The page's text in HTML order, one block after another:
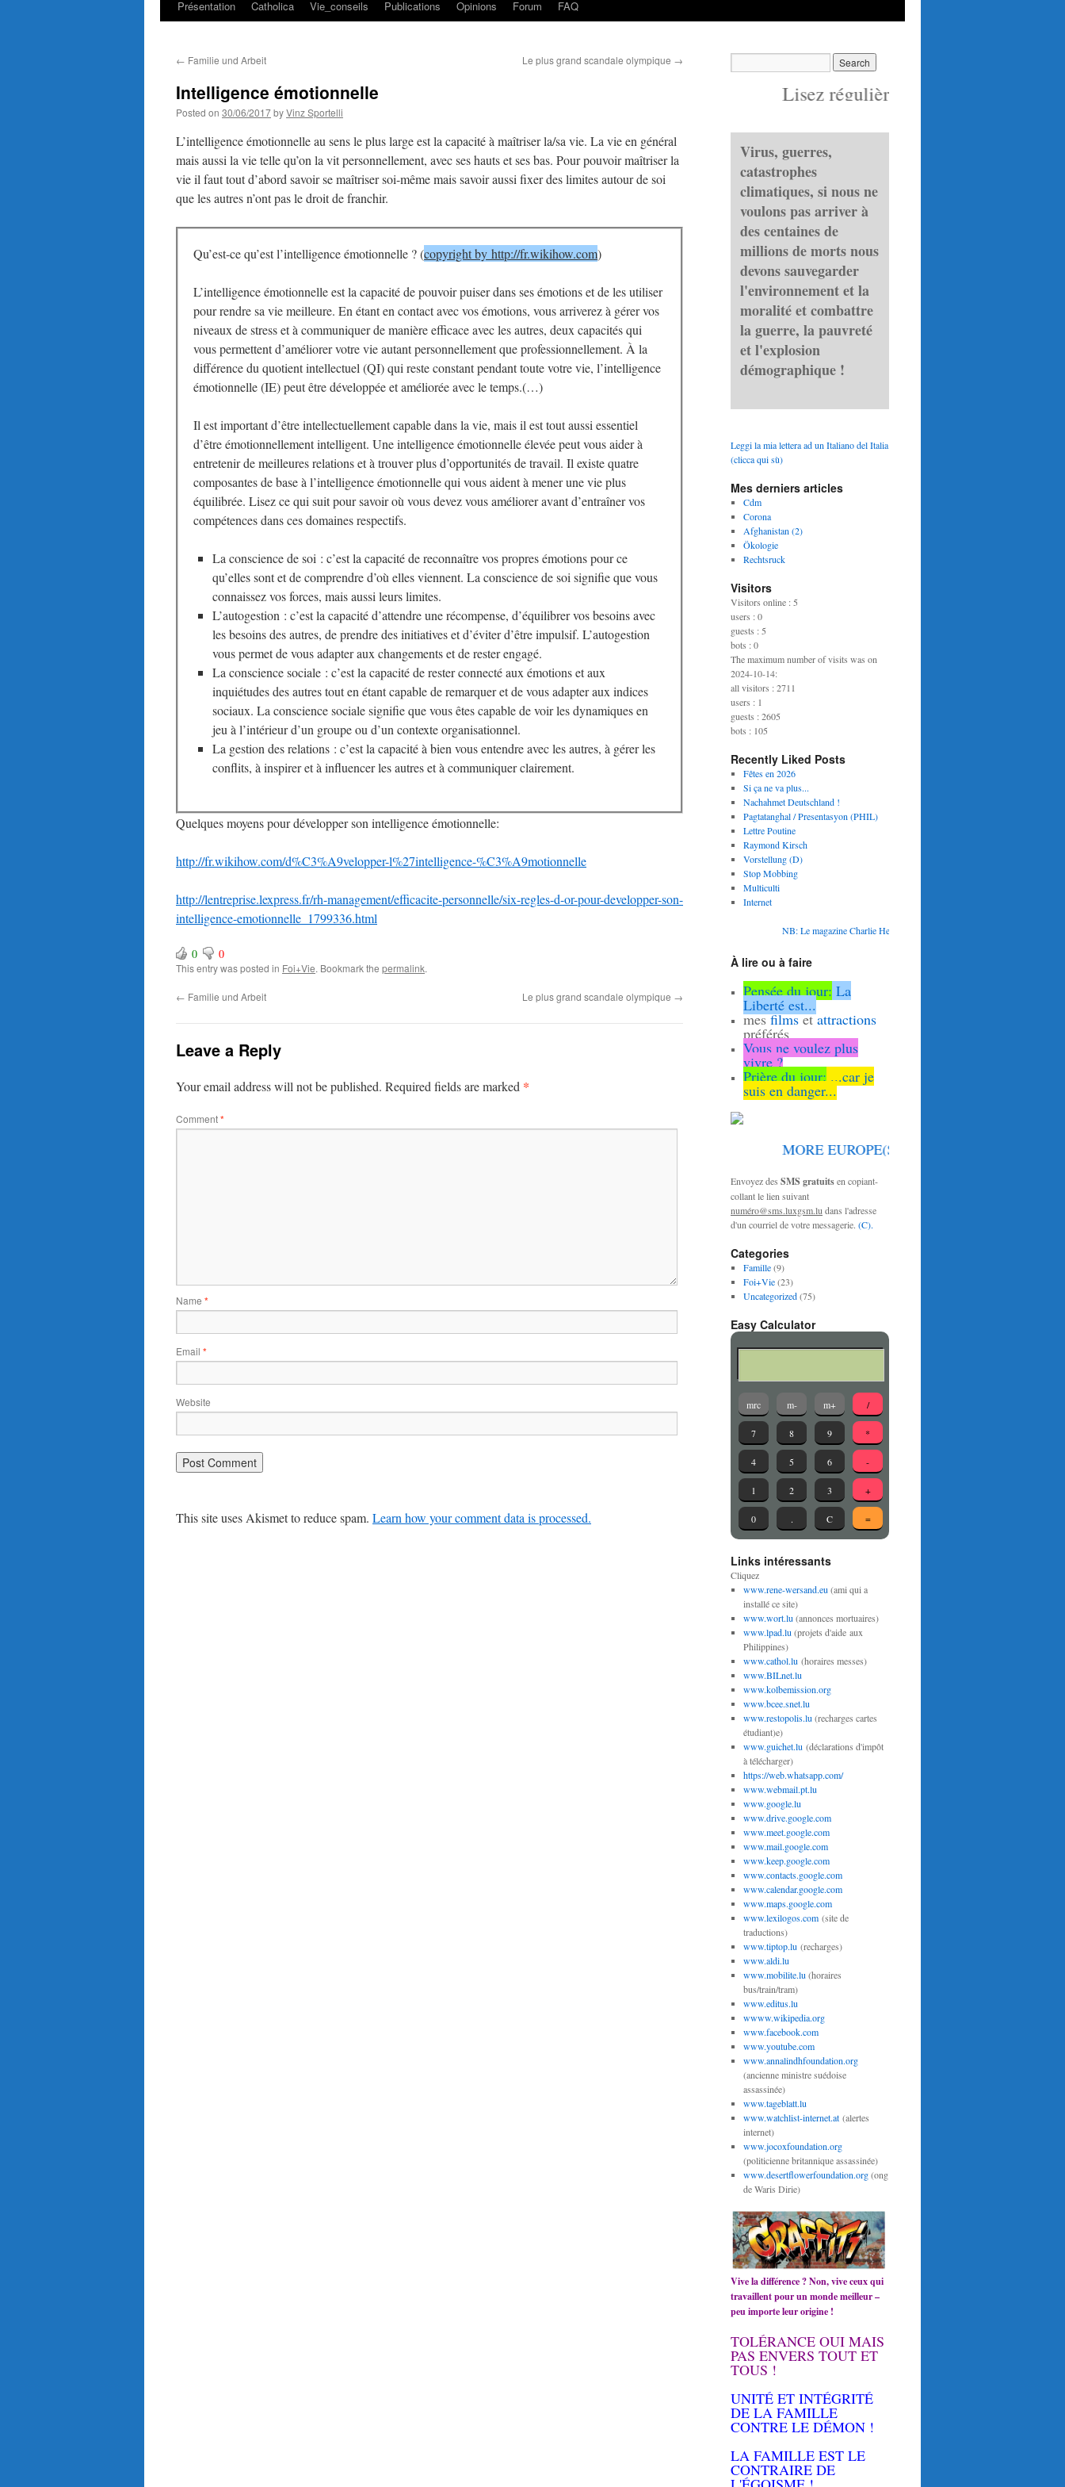
Présentation Catholica Vie_conseils Publications Opinions Forum FAQ
← Familie und Arbeit Le plus grand scandale olympique →
Intelligence émotionnelle
Posted on 30/06/2017byVinz Sportelli
L’intelligence émotionnelle au sens le plus large est la capacité à maîtriser la/sa vie. La vie en général
mais aussi la vie telle qu’on la vit personnellement, avec ses hauts et ses bas. Pour pouvoir maîtriser la
vie il faut tout d’abord savoir se maîtriser soi-même mais savoir aussi fixer des limites autour de soi
que les autres n’ont pas le droit de franchir.
Qu’est-ce qu’est l’intelligence émotionnelle ? (copyright by http://fr.wikihow.com)
L’intelligence émotionnelle est la capacité de pouvoir puiser dans ses émotions et de les utiliser
pour rendre sa vie meilleure. En étant en contact avec vos émotions, vous arriverez à gérer vos
niveaux de stress et à communiquer de manière efficace avec les autres, deux capacités qui
vous permettent d’améliorer votre vie autant personnellement que professionnellement. À la
différence du quotient intellectuel (QI) qui reste constant pendant toute votre vie, l’intelligence
émotionnelle (IE) peut être développée et améliorée avec le temps.(…)
Il est important d’être intellectuellement capable dans la vie, mais il est tout aussi essentiel
d’être émotionnellement intelligent. Une intelligence émotionnelle élevée peut vous aider à
entretenir de meilleures relations et à trouver plus d’opportunités de travail. Il existe quatre
composantes de base à l’intelligence émotionnelle qui vous aident à mener une vie plus
équilibrée. Lisez ce qui suit pour savoir où vous devez vous améliorer avant d’entraîner vos
compétences dans ces domaines respectifs.
La conscience de soi : c’est la capacité de reconnaître vos propres émotions pour ce
qu’elles sont et de comprendre d’où elles viennent. La conscience de soi signifie que vous
connaissez vos forces, mais aussi leurs limites.
L’autogestion : c’est la capacité d’attendre une récompense, d’équilibrer vos besoins avec
les besoins des autres, de prendre des initiatives et d’éviter d’être impulsif. L’autogestion
vous permet de vous adapter aux changements et de rester engagé.
La conscience sociale : c’est la capacité de rester connecté aux émotions et aux
inquiétudes des autres tout en étant capable de remarquer et de vous adapter aux indices
sociaux. La conscience sociale signifie que vous êtes capable de voir les dynamiques en
jeu à l’intérieur d’un groupe ou d’un contexte organisationnel.
La gestion des relations : c’est la capacité à bien vous entendre avec les autres, à gérer les
conflits, à inspirer et à influencer les autres et à communiquer clairement.
Quelques moyens pour développer son intelligence émotionnelle:
http://fr.wikihow.com/d%C3%A9velopper-l%27intelligence-%C3%A9motionnelle
http://lentreprise.lexpress.fr/rh-management/efficacite-personnelle/six-regles-d-or-pour-developper-son-
intelligence-emotionnelle_1799336.html
0 0
This entry was posted in Foi+Vie. Bookmark the permalink.
← Familie und Arbeit Le plus grand scandale olympique →
Leave a Reply
Your email address will not be published. Required fields are marked *
Comment*
Name *
Email *
Website
This site uses Akismet to reduce spam. Learn how your comment data is processed.
Lisez régulièrement la bande droite !
Virus, guerres,
catastrophes
climatiques, si nous ne
voulons pas arriver à
des centaines de
millions de morts nous
devons sauvegarder
l'environnement et la
moralité et combattre
la guerre, la pauvreté
et l'explosion
démographique !
Leggi la mia lettera ad un Italiano del Italia
(clicca qui sù)
Mes derniers articles
Cdm
Corona
Afghanistan (2)
Ökologie
Rechtsruck
Visitors
Visitors online : 5
users : 0
guests : 5
bots : 0
The maximum number of visits was on
2024-10-14:
all visitors : 2711
users : 1
guests : 2605
bots : 105
Recently Liked Posts
Fêtes en 2026
Si ça ne va plus...
Nachahmet Deutschland !
Pagtatanghal / Presentasyon (PHIL)
Lettre Poutine
Raymond Kirsch
Vorstellung (D)
Stop Mobbing
Multiculti
Internet
NB: Le magazine Charlie Hebdo a repris des arguments de mon article "La
À lire ou à faire
Pensée du jour: La
Liberté est...
mesfilmsetattractions
préférés
Vous ne voulez plus
vivre ?
Prière du jour:...car je
suis en danger...
MORE EUROPE(S) PLEASE
Envoyez des SMS gratuitsen copiant-
collant le lien suivant
numéro@sms.luxgsm.lu dans l'adresse
d'un courriel de votre messagerie. (C).
Categories
Famille(9)
Foi+Vie(23)
Uncategorized(75)
Easy Calculator
Links intéressants
Cliquez
www.rene-wersand.eu (ami qui a
installé ce site)
www.wort.lu (annonces mortuaires)
www.lpad.lu (projets d'aide aux
Philippines)
www.cathol.lu (horaires messes)
www.BILnet.lu
www.kolbemission.org
www.bcee.snet.lu
www.restopolis.lu (recharges cartes
étudiant)e)
www.guichet.lu (déclarations d'impôt
à télécharger)
https://web.whatsapp.com/
www.webmail.pt.lu
www.google.lu
www.drive.google.com
www.meet.google.com
www.mail.google.com
www.keep.google.com
www.contacts.google.com
www.calendar.google.com
www.maps.google.com
www.lexilogos.com(site de
traductions)
www.tiptop.lu (recharges)
www.aldi.lu
www.mobilite.lu (horaires
bus/train/tram)
www.editus.lu
wwww.wikipedia.org
www.facebook.com
www.youtube.com
www.annalindhfoundation.org
(ancienne ministre suédoise
assassinée)
www.tageblatt.lu
www.watchlist-internet.at(alertes
internet)
www.jocoxfoundation.org
(politicienne britannique assassinée)
www.desertflowerfoundation.org(ong
de Waris Dirie)
Vive la différence ? Non, vive ceux qui
travaillent pour un monde meilleur –
peu importe leur origine !
TOLÉRANCE OUI MAIS
PAS ENVERS TOUT ET
TOUS !
UNITÉ ET INTÉGRITÉ
DE LA FAMILLE
CONTRE LE DÉMON !
LA FAMILLE EST LE
CONTRAIRE DE